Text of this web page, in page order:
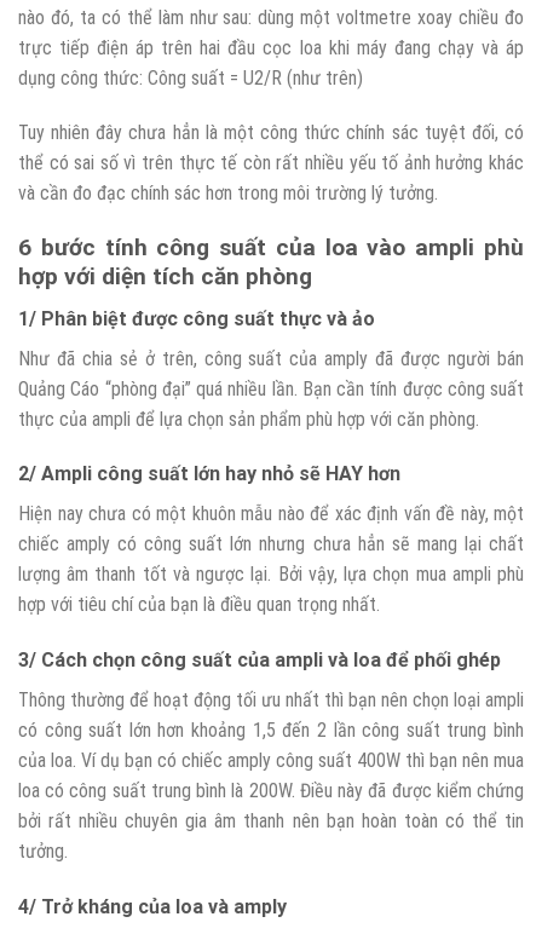
nào đó, ta có thể làm như sau: dùng một voltmetre xoay chiều đo
trực tiếp điện áp trên hai đầu cọc loa khi máy đang chạy và áp
dụng công thức: Công suất = U2/R (như trên)
Tuy nhiên đây chưa hẳn là một công thức chính sác tuyệt đối, có
thể có sai số vì trên thực tế còn rất nhiều yếu tố ảnh hưởng khác
và cần đo đạc chính sác hơn trong môi trường lý tưởng.
6 bước tính công suất của loa vào ampli phù
hợp với diện tích căn phòng
1/ Phân biệt được công suất thực và ảo
Như đã chia sẻ ở trên, công suất của amply đã được người bán
Quảng Cáo “phòng đại” quá nhiều lần. Bạn cần tính được công suất
thực của ampli để lựa chọn sản phẩm phù hợp với căn phòng.
2/ Ampli công suất lớn hay nhỏ sẽ HAY hơn
Hiện nay chưa có một khuôn mẫu nào để xác định vấn đề này, một
chiếc amply có công suất lớn nhưng chưa hẳn sẽ mang lại chất
lượng âm thanh tốt và ngược lại. Bởi vậy, lựa chọn mua ampli phù
hợp với tiêu chí của bạn là điều quan trọng nhất.
3/ Cách chọn công suất của ampli và loa để phối ghép
Thông thường để hoạt động tối ưu nhất thì bạn nên chọn loại ampli
có công suất lớn hơn khoảng 1,5 đến 2 lần công suất trung bình
của loa. Ví dụ bạn có chiếc amply công suất 400W thì bạn nên mua
loa có công suất trung bình là 200W. Điều này đã được kiểm chứng
bởi rất nhiều chuyên gia âm thanh nên bạn hoàn toàn có thể tin
tưởng.
4/ Trở kháng của loa và amply